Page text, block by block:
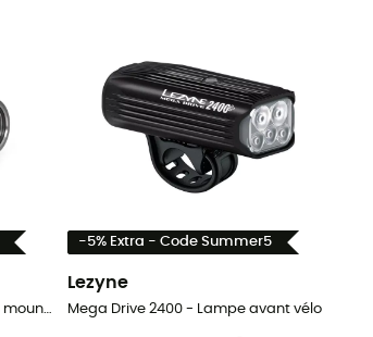
Joystick 18 - with Helmet & HB mount - USB-C - Lampe avant vélo
-5% Extra - Code Summer5
Lezyne
Mega Drive 2400 - Lampe avant vélo